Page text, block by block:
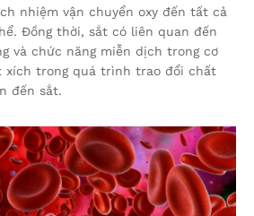
nhiệm vận chuyển oxy đến tất cả
Đồng thời, sắt có liên quan đến
và chức năng miễn dịch trong cơ
xích trong quá trình trao đổi chất
đến sắt.